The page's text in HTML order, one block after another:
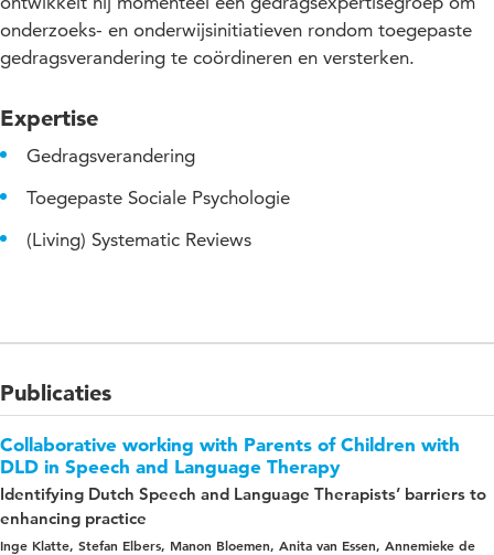
onderzoeks- en onderwijsinitiatieven rondom toegepaste
gedragsverandering te coördineren en versterken.
Expertise
Gedragsverandering
Toegepaste Sociale Psychologie
(Living) Systematic Reviews
Publicaties
Collaborative working with Parents of Children with
DLD in Speech and Language Therapy
Identifying Dutch Speech and Language Therapists’ barriers to
enhancing practice
Inge Klatte, Stefan Elbers, Manon Bloemen, Anita van Essen, Annemieke de